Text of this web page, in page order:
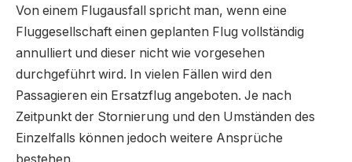
Von einem Flugausfall spricht man, wenn eine
Fluggesellschaft einen geplanten Flug vollständig
annulliert und dieser nicht wie vorgesehen
durchgeführt wird. In vielen Fällen wird den
Passagieren ein Ersatzflug angeboten. Je nach
Zeitpunkt der Stornierung und den Umständen des
Einzelfalls können jedoch weitere Ansprüche